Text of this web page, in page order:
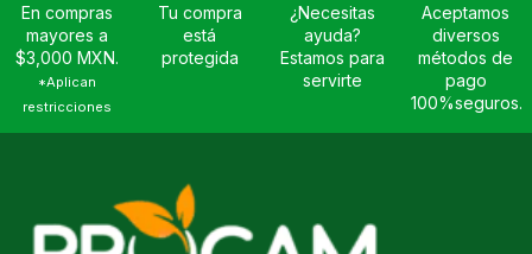
En compras
mayores a
$3,000 MXN.
*Aplican
restricciones
Tu compra
está
protegida
¿Necesitas
ayuda?
Estamos para
servirte
Aceptamos
diversos
métodos de
pago
100%seguros.